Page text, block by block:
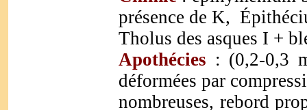
présence de K,
Tholus des asques I +
Apothécies : (0,2-0,3
déformées par
nombreuses, rebord